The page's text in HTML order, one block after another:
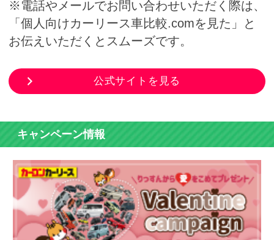
※電話やメールでお問い合わせいただく際は、
「個人向けカーリース車比較.comを見た」と
お伝えいただくとスムーズです。
公式サイトを見る
キャンペーン情報